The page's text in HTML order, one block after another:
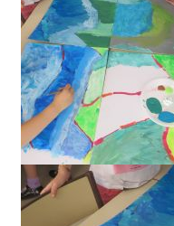
b
o
o
k
.